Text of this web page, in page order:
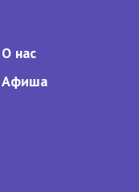
О нас
Афиша